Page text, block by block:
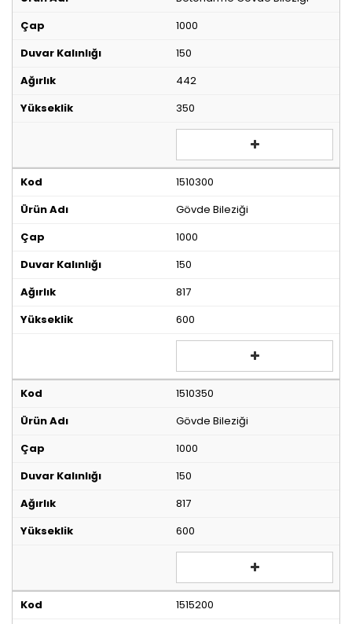
1000
150
442
350
1510300
Gövde Bileziği
1000
150
817
600
1510350
Gövde Bileziği
1000
150
817
600
1515200